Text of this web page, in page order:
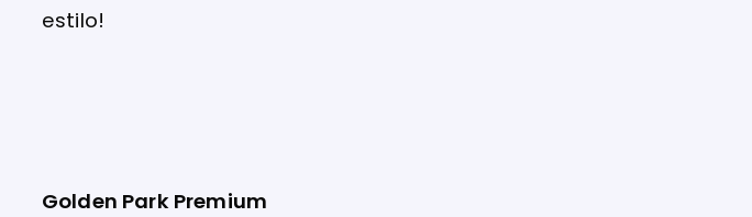
estilo!
Golden Park Premium